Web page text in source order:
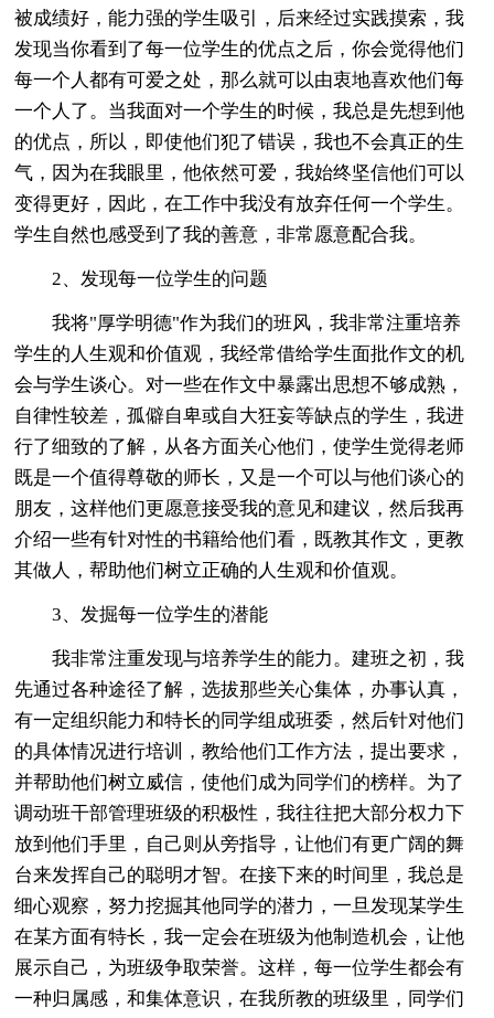
被成绩好，能力强的学生吸引，后来经过实践摸索，我
发现当你看到了每一位学生的优点之后，你会觉得他们
每一个人都有可爱之处，那么就可以由衷地喜欢他们每
一个人了。当我面对一个学生的时候，我总是先想到他
的优点，所以，即使他们犯了错误，我也不会真正的生
气，因为在我眼里，他依然可爱，我始终坚信他们可以
变得更好，因此，在工作中我没有放弃任何一个学生。
学生自然也感受到了我的善意，非常愿意配合我。
2、发现每一位学生的问题
我将"厚学明德"作为我们的班风，我非常注重培养
学生的人生观和价值观，我经常借给学生面批作文的机
会与学生谈心。对一些在作文中暴露出思想不够成熟，
自律性较差，孤僻自卑或自大狂妄等缺点的学生，我进
行了细致的了解，从各方面关心他们，使学生觉得老师
既是一个值得尊敬的师长，又是一个可以与他们谈心的
朋友，这样他们更愿意接受我的意见和建议，然后我再
介绍一些有针对性的书籍给他们看，既教其作文，更教
其做人，帮助他们树立正确的人生观和价值观。
3、发掘每一位学生的潜能
我非常注重发现与培养学生的能力。建班之初，我
先通过各种途径了解，选拔那些关心集体，办事认真，
有一定组织能力和特长的同学组成班委，然后针对他们
的具体情况进行培训，教给他们工作方法，提出要求，
并帮助他们树立威信，使他们成为同学们的榜样。为了
调动班干部管理班级的积极性，我往往把大部分权力下
放到他们手里，自己则从旁指导，让他们有更广阔的舞
台来发挥自己的聪明才智。在接下来的时间里，我总是
细心观察，努力挖掘其他同学的潜力，一旦发现某学生
在某方面有特长，我一定会在班级为他制造机会，让他
展示自己，为班级争取荣誉。这样，每一位学生都会有
一种归属感，和集体意识，在我所教的班级里，同学们